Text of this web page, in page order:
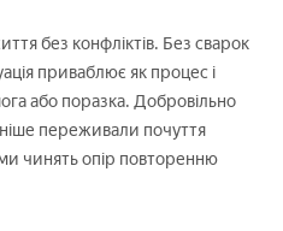
без конфліктів. Без сварок
приваблює як процес і
або поразка. Добровільно
переживали почуття
чинять опір повторенню